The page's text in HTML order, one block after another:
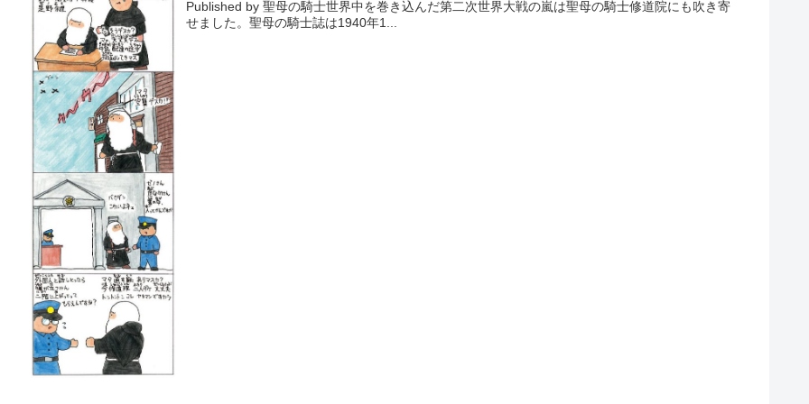
Published by 聖母の騎士世界中を巻き込んだ第二次世界大戦の嵐は聖母の騎士修道院にも吹き寄
せました。聖母の騎士誌は1940年1...